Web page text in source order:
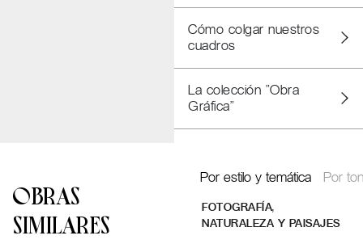
Cómo colgar nuestros
cuadros
La colección "Obra
Gráfica"
OBRAS
SIMILARES
Por estilo y temática Por
FOTOGRAFÍA,
NATURALEZA Y PAISAJES